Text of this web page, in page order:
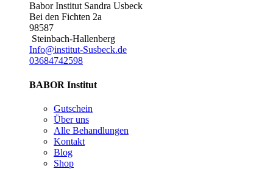
Babor Institut Sandra Usbeck
Bei den Fichten 2a
98587
Steinbach-Hallenberg
Info@institut-Susbeck.de
03684742598
BABOR Institut
Gutschein
Über uns
Alle Behandlungen
Kontakt
Blog
Shop